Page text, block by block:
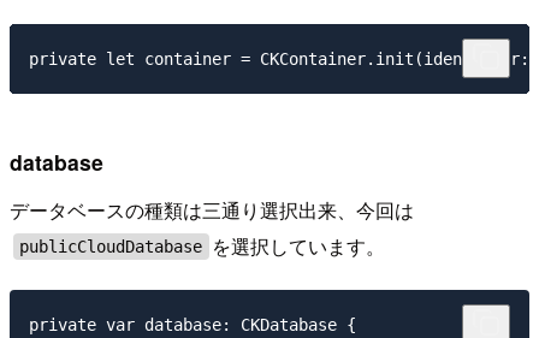
database
データベースの種類は三通り選択出来、今回は
publicCloudDatabase を選択しています。
private var database: CKDatabase {